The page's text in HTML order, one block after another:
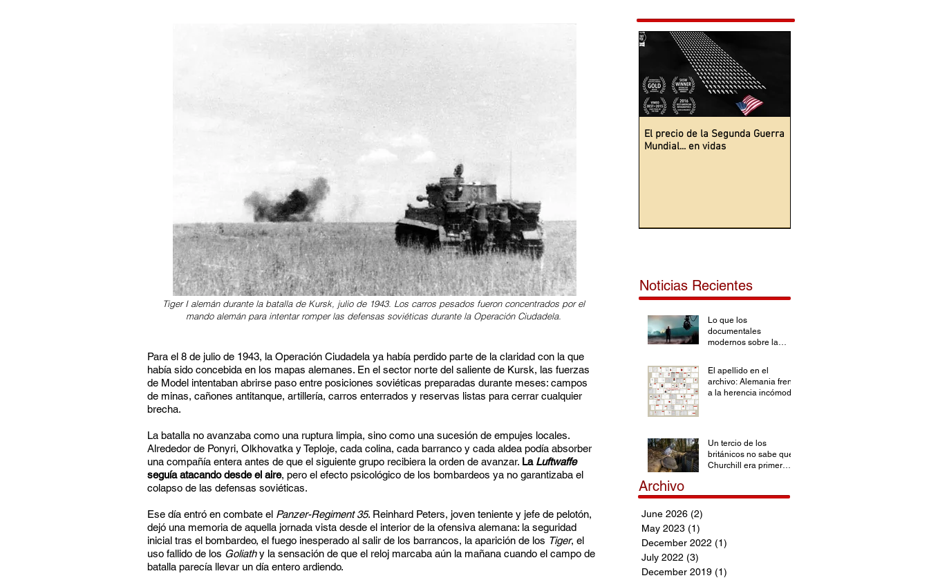
Tiger I alemán durante la batalla de Kursk, julio de 1943. Los carros pesados fueron concentrados por el
mando alemán para intentar romper las defensas soviéticas durante la Operación Ciudadela.
Para el 8 de julio de 1943, la Operación Ciudadela ya había perdido parte de la claridad con la que
había sido concebida en los mapas alemanes. En el sector norte del saliente de Kursk, las fuerzas
de Model intentaban abrirse paso entre posiciones soviéticas preparadas durante meses: campos
de minas, cañones antitanque, artillería, carros enterrados y reservas listas para cerrar cualquier
brecha.
La batalla no avanzaba como una ruptura limpia, sino como una sucesión de empujes locales.
Alrededor de Ponyri, Olkhovatka y Teploje, cada colina, cada barranco y cada aldea podía absorber
una compañía entera antes de que el siguiente grupo recibiera la orden de avanzar. La Luftwaffe
seguía atacando desde el aire, pero el efecto psicológico de los bombardeos ya no garantizaba el
colapso de las defensas soviéticas.
Ese día entró en combate el Panzer-Regiment 35. Reinhard Peters, joven teniente y jefe de pelotón,
dejó una memoria de aquella jornada vista desde el interior de la ofensiva alemana: la seguridad
inicial tras el bombardeo, el fuego inesperado al salir de los barrancos, la aparición de los Tiger, el
uso fallido de los Goliathy la sensación de que el reloj marcaba aún la mañana cuando el campo de
batalla parecía llevar un día entero ardiendo.
El precio de la Segunda Guerra
Mundial... en vidas
Noticias Recientes
Lo que los
documentales
modernos sobre la
El apellido en el
archivo: Alemania frente
a la herencia incómoda
Un tercio de los
británicos no sabe que
Churchill era primer
Archivo
June 2026 (2)
May 2023 (1)
December 2022 (1)
July 2022 (3)
December 2019 (1)